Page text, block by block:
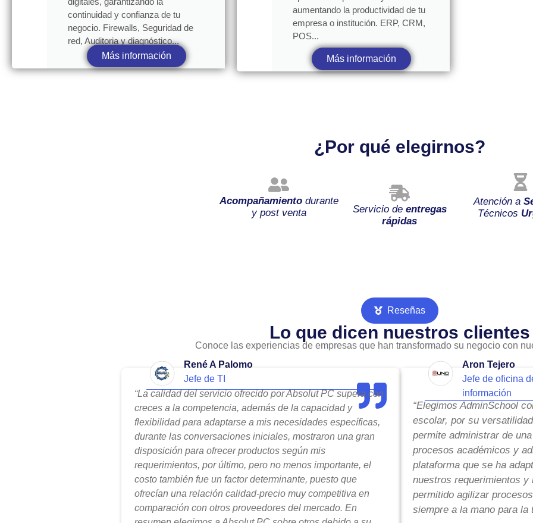
continuidad y confianza de tu
negocio. Firewalls, Seguridad de
red, Auditoria y diagnóstico...
Más información
aumentando la productividad de tu
empresa o institución. ERP, CRM,
POS...
Más información
¿Por qué elegirnos?
Acompañamientodurante
y post venta
Servicio de entregas
rápidas
Atención a
Técnicos
Reseñas
Lo que dicen nuestros clientes
Conoce las experiencias de empresas que han transformado su negocio con
René A Palomo
Jefe de TI
“La calidad del servicio ofrecido por Absolut PC supera con
creces a la competencia, además de la capacidad y
flexibilidad para adaptarse a mis necesidades específicas,
durante las conversaciones iniciales, mostraron una gran
disposición para ofrecer productos según mis
requerimientos, por último, pero no menos importante, el
costo también fue un factor determinante, puesto que
ofrecían una relación calidad-precio muy competitiva en
comparación con otros proveedores del mercado. En
Aron Tejero
Jefe de oficina
información
“Elegimos AdminSchool
escolar, por su
permite administrar de
procesos académicos y
plataforma que se ha
nuestros requerimientos y
permitido agilizar
siempre a la mano para la